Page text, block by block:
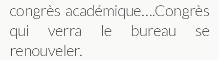
congrès académique….Congrès
qui verra le bureau se
renouveler.